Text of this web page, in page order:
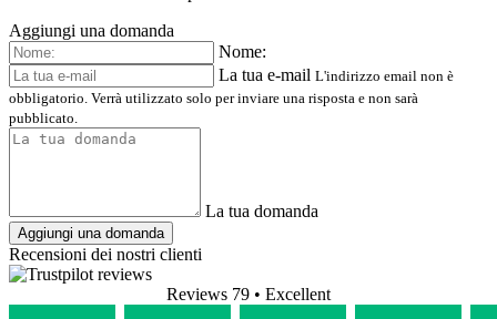
Aggiungi una domanda
Nome:
La tua e-mail L'indirizzo email non è
obbligatorio. Verrà utilizzato solo per inviare una risposta e non sarà
pubblicato.
La tua domanda
Aggiungi una domanda
Recensioni dei nostri clienti
Reviews 79 • Excellent